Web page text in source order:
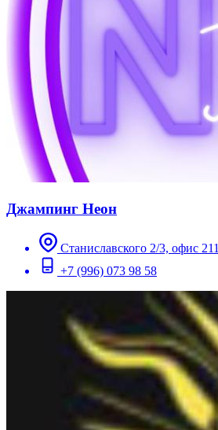
Джампинг Неон
Станиславского 2/3, офис 211
+7 (996) 073 98 58